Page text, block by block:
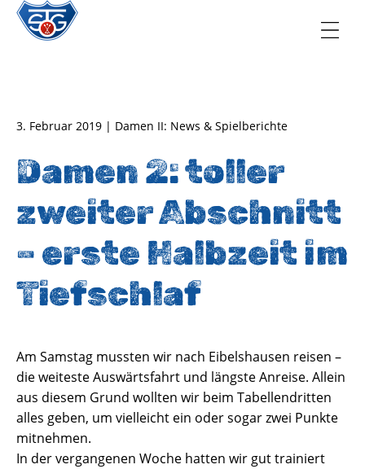
3. Februar 2019 | Damen II: News & Spielberichte
Damen 2: toller
zweiter Abschnitt
– erste Halbzeit im
Tiefschlaf
Am Samstag mussten wir nach Eibelshausen reisen –
die weiteste Auswärtsfahrt und längste Anreise. Allein
aus diesem Grund wollten wir beim Tabellendritten
alles geben, um vielleicht ein oder sogar zwei Punkte
mitnehmen.
In der vergangenen Woche hatten wir gut trainiert